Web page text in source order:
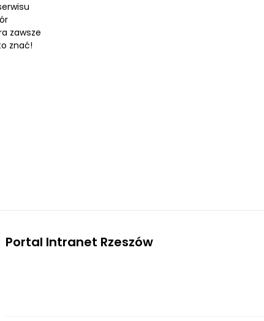
zawsze
znać!
Portal Intranet Rzeszów